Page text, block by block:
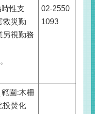
性支
救災勤
另視勤務
02-2550
1093
圍:木柵
投焚化